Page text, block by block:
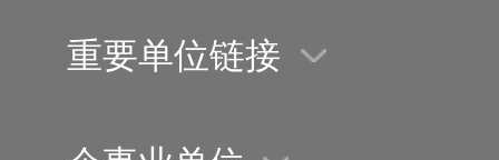
重要单位链接